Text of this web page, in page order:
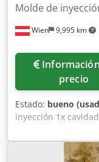
Wien 9,995 km
Molde de
Información de
precio
Estado: bueno
inyección 1x